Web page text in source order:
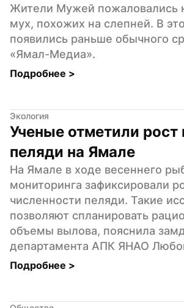
Жители Мужей пожаловались
мух, похожих на слепней. В
появились раньше обычного
«Ямал-Медиа».
Подробнее >
Экология
Ученые отметили рост
пеляди на Ямале
На Ямале в ходе весеннего
мониторинга зафиксировали
численности пеляди. Такие
позволяют спланировать
объемы вылова, пояснила
департамента АПК ЯНАО
Подробнее >